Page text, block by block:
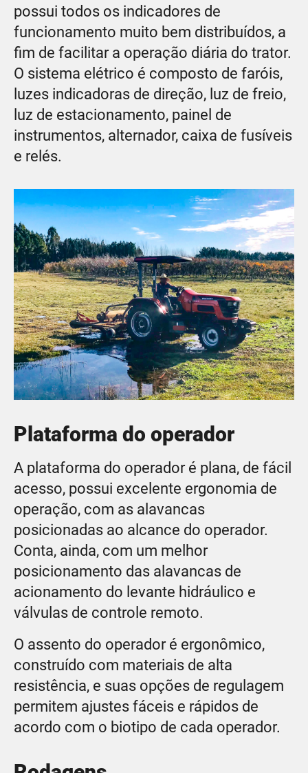
possui todos os indicadores de
funcionamento muito bem distribuídos, a
fim de facilitar a operação diária do trator.
O sistema elétrico é composto de faróis,
luzes indicadoras de direção, luz de freio,
luz de estacionamento, painel de
instrumentos, alternador, caixa de fusíveis
e relés.
Plataforma do operador
A plataforma do operador é plana, de fácil
acesso, possui excelente ergonomia de
operação, com as alavancas
posicionadas ao alcance do operador.
Conta, ainda, com um melhor
posicionamento das alavancas de
acionamento do levante hidráulico e
válvulas de controle remoto.
O assento do operador é ergonômico,
construído com materiais de alta
resistência, e suas opções de regulagem
permitem ajustes fáceis e rápidos de
acordo com o biotipo de cada operador.